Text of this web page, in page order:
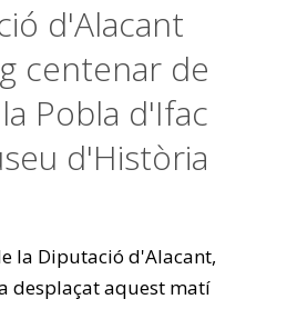
d'Alacant
centenar de
Pobla d'Ifac
d'Història
la Diputació d'Alacant,
desplaçat aquest matí